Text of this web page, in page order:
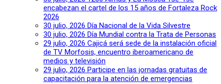
encabezan el cartel de los 15 años de Fortaleza Rock
2026
30 julio, 2026 Día Nacional de la Vida Silvestre
30 julio, 2026 Día Mundial contra la Trata de Personas
29 julio, 2026 Cajicá será sede de la instalación oficial
de TV Morfosis, encuentro iberoamericano de
medios y televisión
29 julio, 2026 Participe en las jornadas gratuitas de
capacitación para la atención de emergencias